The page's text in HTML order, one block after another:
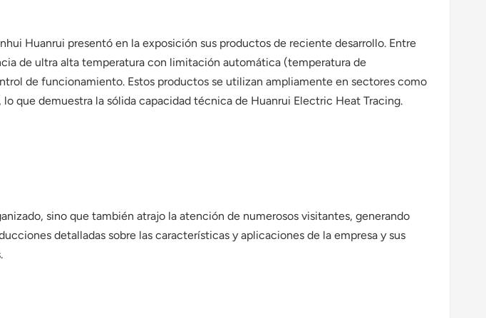
Huanrui presentó en la exposición sus productos de reciente desarrollo. Entre
de ultra alta temperatura con limitación automática (temperatura de
de funcionamiento. Estos productos se utilizan ampliamente en sectores como
demuestra la sólida capacidad técnica de Huanrui Electric Heat Tracing.
sino que también atrajo la atención de numerosos visitantes, generando
detalladas sobre las características y aplicaciones de la empresa y sus